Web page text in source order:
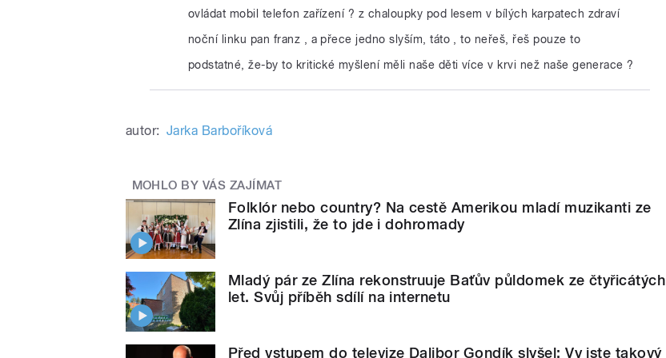
ovládat mobil telefon zařízení ? z chaloupky pod lesem v bílých karpatech zdraví
noční linku pan franz , a přece jedno slyším, táto , to neřeš, řeš pouze to
podstatné, že-by to kritické myšlení měli naše děti více v krvi než naše generace ?
autor: Jarka Barboříková
MOHLO BY VÁS ZAJÍMAT
Folklór nebo country? Na cestě Amerikou mladí muzikanti ze
Zlína zjistili, že to jde i dohromady
Mladý pár ze Zlína rekonstruuje Baťův půldomek ze čtyřicátých
let. Svůj příběh sdílí na internetu
Před vstupem do televize Dalibor Gondík slyšel: Vy jste takový